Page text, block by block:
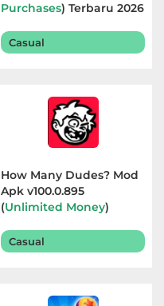
Purchases) Terbaru 2026
Casual
How Many Dudes? Mod
Apk v100.0.895
(Unlimited Money)
Casual